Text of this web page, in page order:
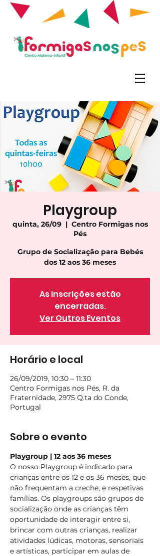
Playgroup
quinta, 26/09
  |
Centro Formigas nos
Pés
Grupo de Socialização para Bebés
dos 12 aos 36 meses
As inscrições estão
encerradas.
Ver Outros Eventos
Horário e local
26/09/2019, 10:30 – 11:30
Centro Formigas nos Pés, R. da
Fraternidade, 2975 Q.ta do Conde,
Portugal
Sobre o evento
Playgroup | 12 aos 36 meses
O nosso Playgroup é indicado para
crianças entre os 12 e os 36 meses, que
não frequentam a creche, e respetivas
famílias. Os playgroups são grupos de
socialização onde as crianças têm
oportunidade de interagir entre si,
brincar com outras crianças, realizar
atividades lúdicas, motoras, sensoriais
e artísticas, participar em aulas de